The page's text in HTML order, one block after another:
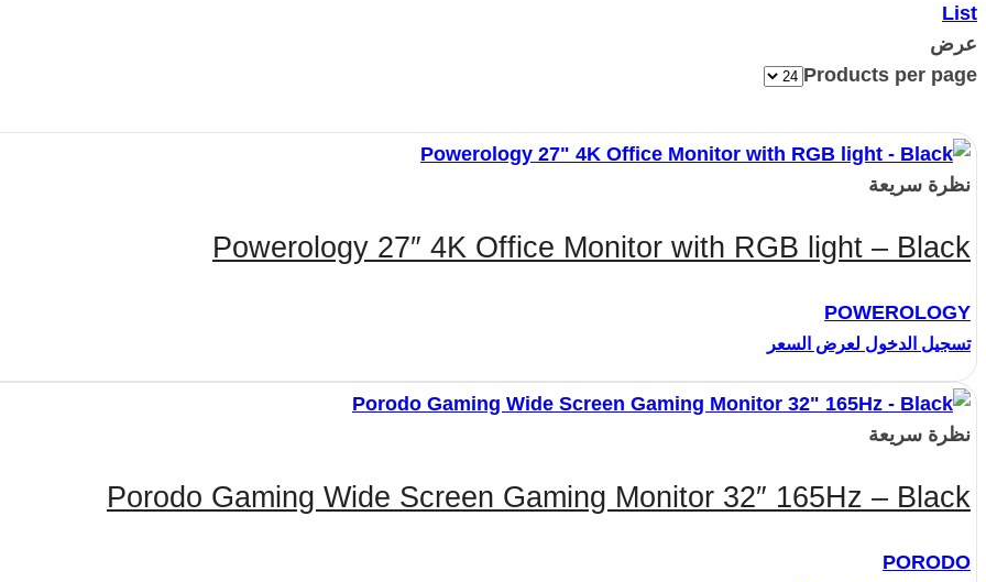
List
عرض
Products per page
نظرة سريعة
Powerology 27″ 4K Office Monitor with RGB light – Black
POWEROLOGY
تسجيل الدخول لعرض السعر
نظرة سريعة
Porodo Gaming Wide Screen Gaming Monitor 32″ 165Hz – Black
PORODO